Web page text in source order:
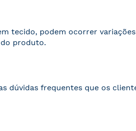
tecido, podem ocorrer
produto.
dúvidas frequentes que os